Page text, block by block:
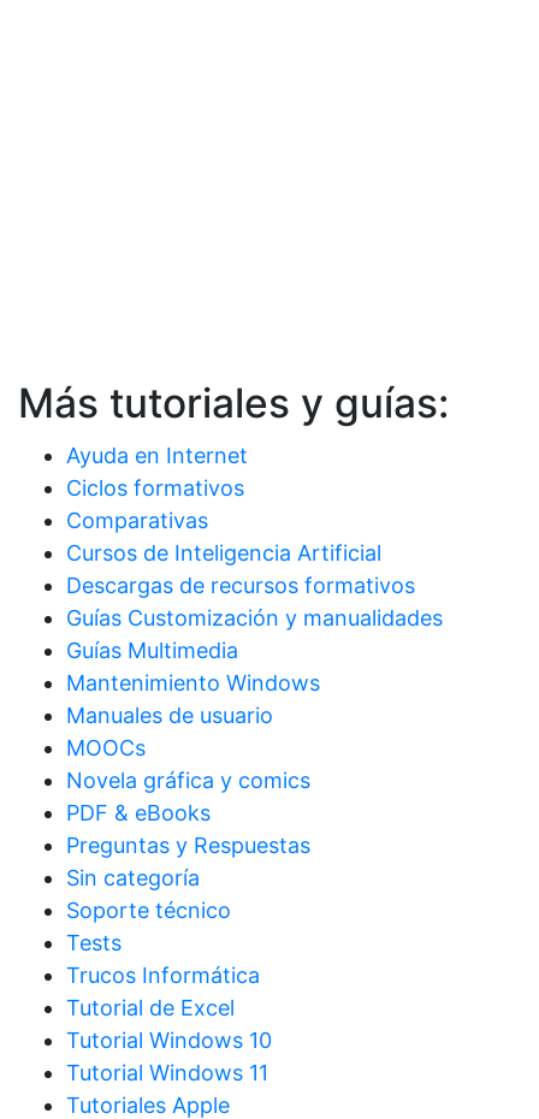
Más tutoriales y guías:
Ayuda en Internet
Ciclos formativos
Comparativas
Cursos de Inteligencia Artificial
Descargas de recursos formativos
Guías Customización y manualidades
Guías Multimedia
Mantenimiento Windows
Manuales de usuario
MOOCs
Novela gráfica y comics
PDF & eBooks
Preguntas y Respuestas
Sin categoría
Soporte técnico
Tests
Trucos Informática
Tutorial de Excel
Tutorial Windows 10
Tutorial Windows 11
Tutoriales Apple